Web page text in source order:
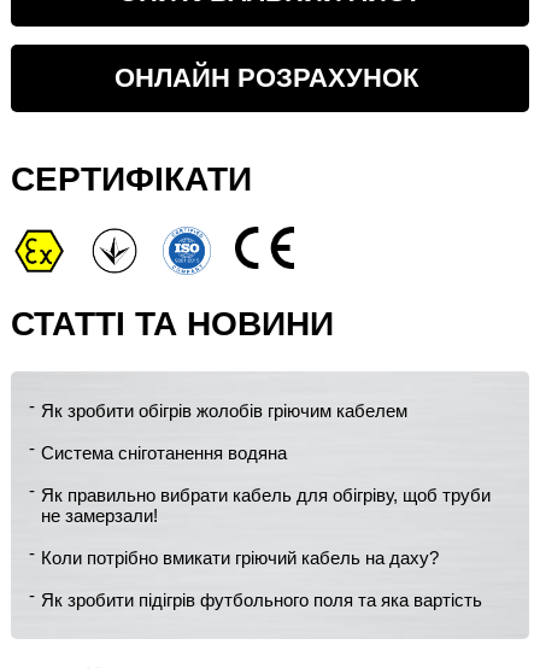
ОНЛАЙН РОЗРАХУНОК
СЕРТИФІКАТИ
СТАТТІ ТА НОВИНИ
Як зробити обігрів жолобів гріючим кабелем
Система сніготанення водяна
Як правильно вибрати кабель для обігріву, щоб труби
не замерзали!
Коли потрібно вмикати гріючий кабель на даху?
Як зробити підігрів футбольного поля та яка вартість